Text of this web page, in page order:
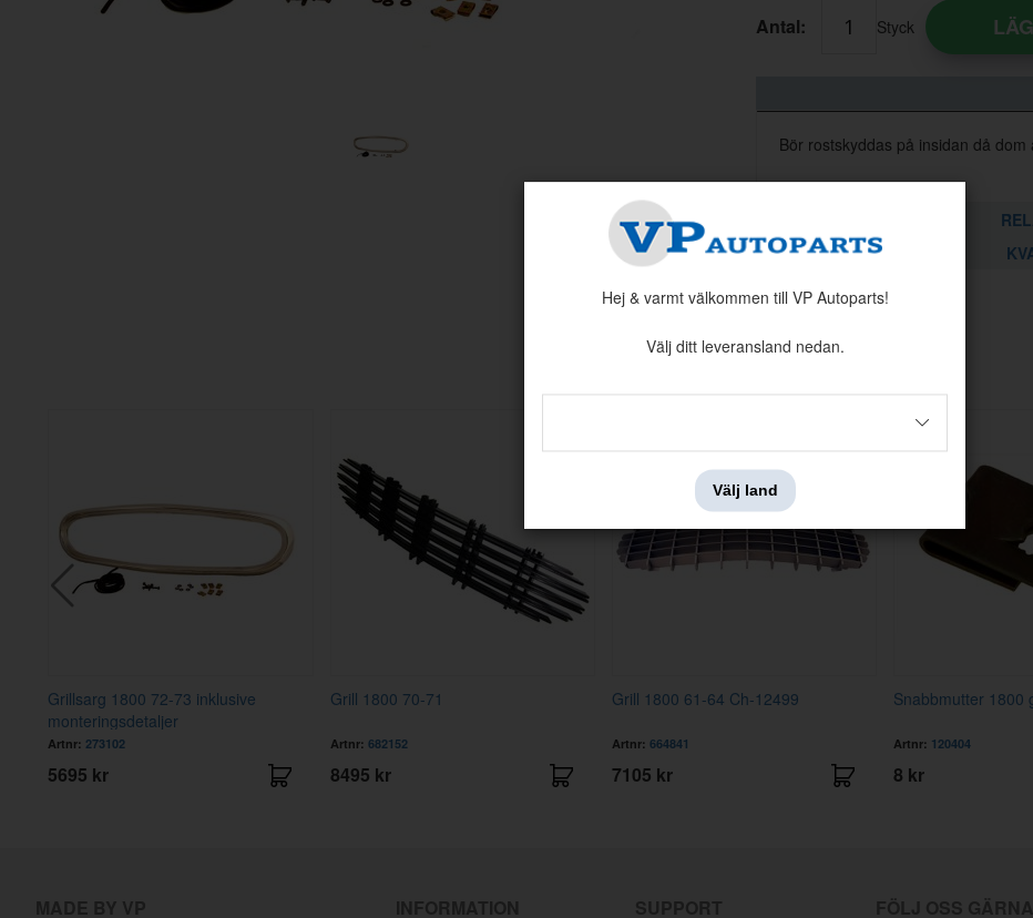
Antal: Styck
Bör rostskyddas på insidan då
Andra köpte även
Grillsarg 1800 72-73 inklusive
monteringsdetaljer
Artnr: 273102
5695 kr
Grill 1800 70-71
Artnr: 682152
8495 kr
Grill 1800 61-64 Ch-12499
Artnr:664841
7105 kr
Snabbmutter 1800
Artnr: 120404
8 kr
Hej & varmt välkommen till VP Autoparts!
Välj ditt leveransland nedan.
Välj land